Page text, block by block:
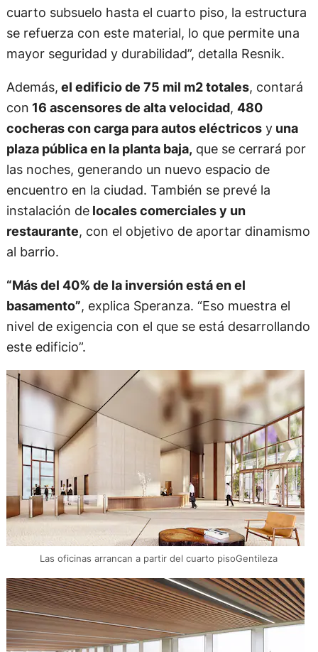
cuarto subsuelo hasta el cuarto piso, la estructura
se refuerza con este material, lo que permite una
mayor seguridad y durabilidad”, detalla Resnik.
Además, el edificio de 75 mil m2 totales, contará
con 16 ascensores de alta velocidad, 480
cocheras con carga para autos eléctricosyuna
plaza pública en la planta baja, que se cerrará por
las noches, generando un nuevo espacio de
encuentro en la ciudad. También se prevé la
instalación delocales comerciales y un
restaurante, con el objetivo de aportar dinamismo
al barrio.
“Más del 40% de la inversión está en el
basamento”, explica Speranza. “Eso muestra el
nivel de exigencia con el que se está desarrollando
este edificio”.
Las oficinas arrancan a partir del cuarto pisoGentileza